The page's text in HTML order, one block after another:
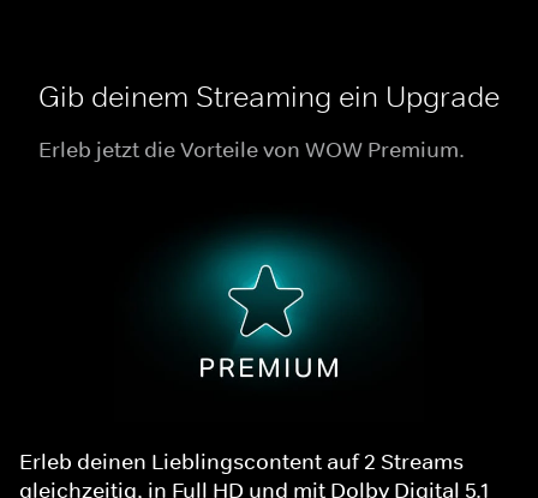
Gib deinem Streaming ein Upgrade
Erleb jetzt die Vorteile von WOW Premium.
Erleb deinen Lieblingscontent auf 2 Streams
gleichzeitig, in Full HD und mit Dolby Digital 5.1